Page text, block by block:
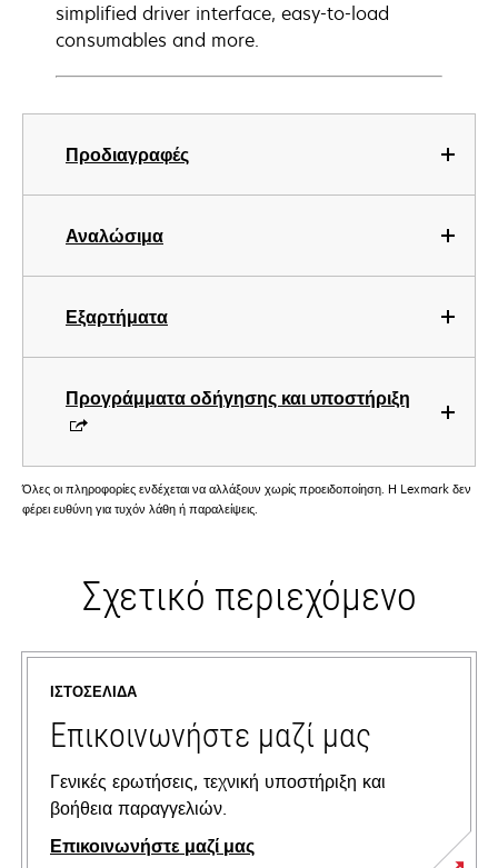
Προδιαγραφές
Αναλώσιμα
Εξαρτήματα
Προγράμματα οδήγησης και υποστήριξη
simplified driver interface, easy-to-load
consumables and more.
Όλες οι πληροφορίες ενδέχεται να αλλάξουν χωρίς προειδοποίηση. Η Lexmark δεν
φέρει ευθύνη για τυχόν λάθη ή παραλείψεις.
Σχετικό περιεχόμενο
ΙΣΤΟΣΕΛΊΔΑ
Επικοινωνήστε μαζί μας
Γενικές ερωτήσεις, τεχνική υποστήριξη και
βοήθεια παραγγελιών.
Επικοινωνήστε μαζί μας